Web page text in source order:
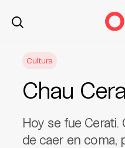
Cultura
Chau
Hoy se fue
de caer en coma,